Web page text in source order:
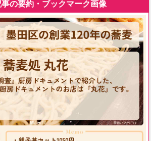
事の要約・ブックマーク画像